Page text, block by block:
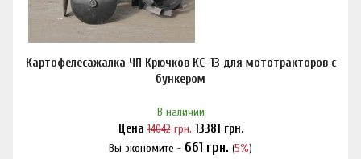
Картофелесажалка ЧП Крючков КС-13 для мототракторов с
бункером
В наличии
Цена14042грн. 13381 грн.
Вы экономите - 661 грн. (5%)
Нашли дешевле?